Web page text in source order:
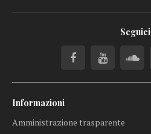
Seguici
Informazioni
Amministrazione trasparente